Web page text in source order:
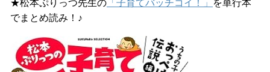
★松本ぷりっつ先生の 「子育てバッチコイ！」 を単行本
でまとめ読み！♪